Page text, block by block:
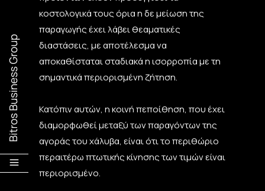
κοστολογικά τους όρια η δε μείωση της
παραγωγής έχει λάβει θεαματικές
διαστάσεις, με αποτέλεσμα να
αποκαθίσταται σταδιακά η ισορροπία με τη
σημαντικά περιορισμένη ζήτηση.
Κατόπιν αυτών, η κοινή πεποίθηση, που έχει
διαμορφωθεί μεταξύ των παραγόντων της
αγοράς του χάλυβα, είναι ότι το περιθώριο
περαιτέρω πτωτικής κίνησης των τιμών είναι
περιορισμένο.